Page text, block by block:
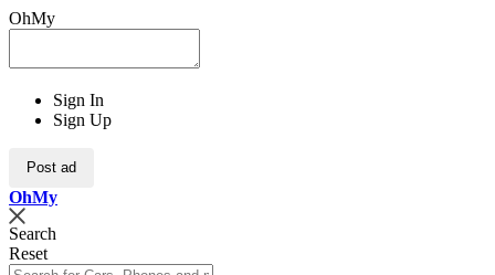
OhMy
Sign In
Sign Up
Post ad
OhMy
Search
Reset